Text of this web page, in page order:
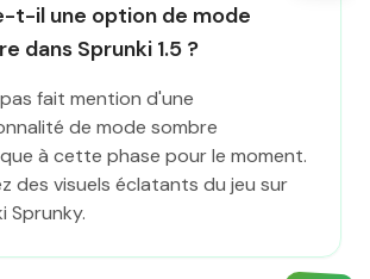
t-il une option de mode
dans Sprunki 1.5 ?
fait mention d'une
de mode sombre
à cette phase pour le moment.
des visuels éclatants du jeu sur
Sprunky.